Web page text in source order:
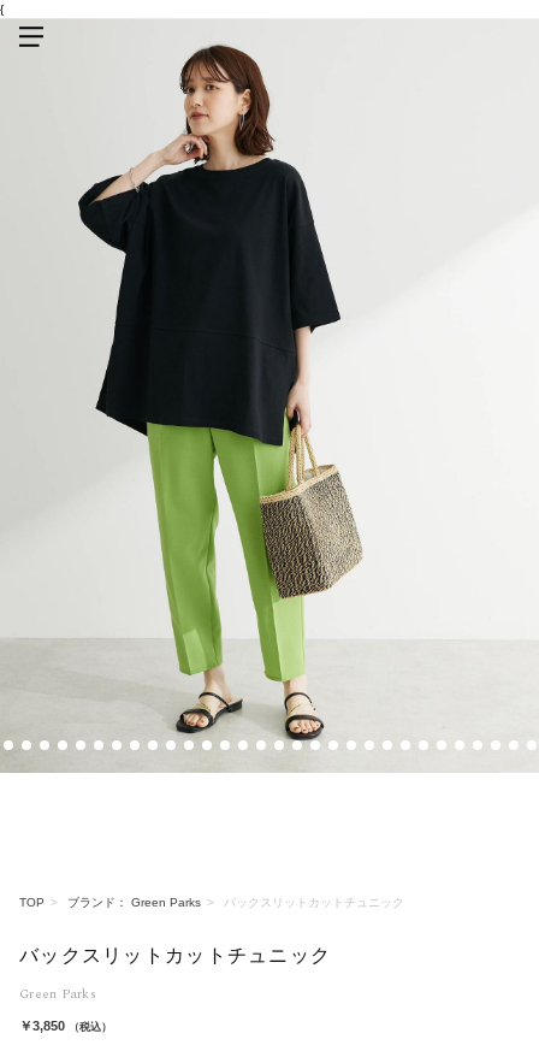
{
TOP ブランド： Green Parks バックスリットカットチュニック
バックスリットカットチュニック
Green Parks
￥3,850 （税込）
1 2 3 4 5 6 7 8 9 10 11 12 13 14 15 16 17 18 19 20 21 22 23 24 25 26 27 28 29 30